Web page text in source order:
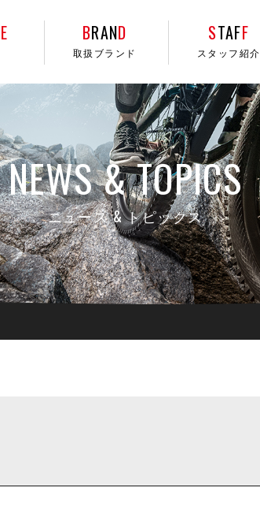
E BRAND
取扱ブランド
STAFF
スタッフ紹介
NEWS & TOPICS
ニュース & トピックス